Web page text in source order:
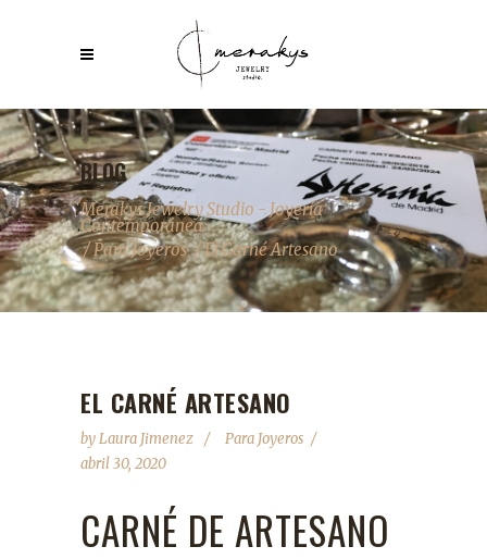
BLOG
Merakys Jewelry Studio - Joyería
Contemporánea
/Para Joyeros /El Carné Artesano
EL CARNÉ ARTESANO
byLaura Jimenez
Para Joyeros
abril 30, 2020
CARNÉ DE ARTESANO